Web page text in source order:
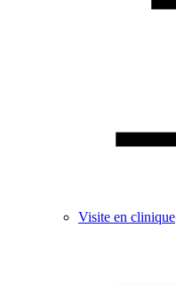
Visite en clinique